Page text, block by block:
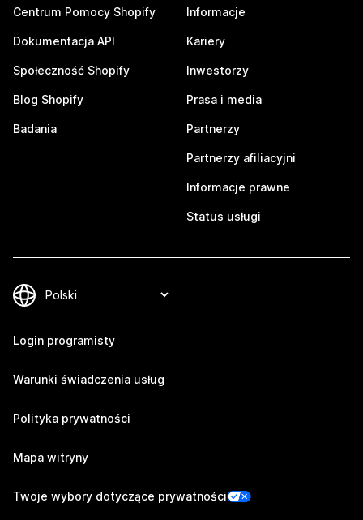
Centrum Pomocy Shopify
Dokumentacja API
Społeczność Shopify
Blog Shopify
Badania
Informacje
Kariery
Inwestorzy
Prasa i media
Partnerzy
Partnerzy afiliacyjni
Informacje prawne
Status usługi
Login programisty
Warunki świadczenia usług
Polityka prywatności
Mapa witryny
Twoje wybory dotyczące prywatności